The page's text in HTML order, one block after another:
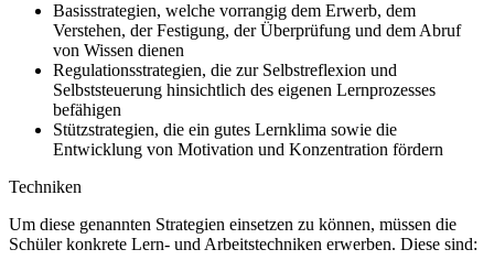
Basisstrategien, welche vorrangig dem Erwerb, dem
Verstehen, der Festigung, der Überprüfung und dem Abruf
von Wissen dienen
Regulationsstrategien, die zur Selbstreflexion und
Selbststeuerung hinsichtlich des eigenen Lernprozesses
befähigen
Stützstrategien, die ein gutes Lernklima sowie die
Entwicklung von Motivation und Konzentration fördern
Techniken
Um diese genannten Strategien einsetzen zu können, müssen die
Schüler konkrete Lern- und Arbeitstechniken erwerben. Diese sind: